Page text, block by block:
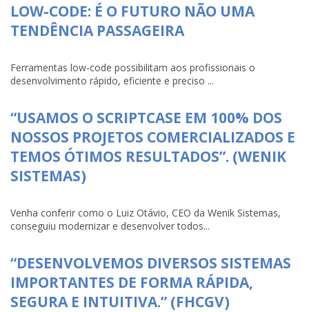
LOW-CODE: É O FUTURO NÃO UMA
TENDÊNCIA PASSAGEIRA
Ferramentas low-code possibilitam aos profissionais o
desenvolvimento rápido, eficiente e preciso ...
“USAMOS O SCRIPTCASE EM 100% DOS
NOSSOS PROJETOS COMERCIALIZADOS E
TEMOS ÓTIMOS RESULTADOS”. (WENIK
SISTEMAS)
Venha conferir como o Luiz Otávio, CEO da Wenik Sistemas,
conseguiu modernizar e desenvolver todos...
“DESENVOLVEMOS DIVERSOS SISTEMAS
IMPORTANTES DE FORMA RÁPIDA,
SEGURA E INTUITIVA.” (FHCGV)